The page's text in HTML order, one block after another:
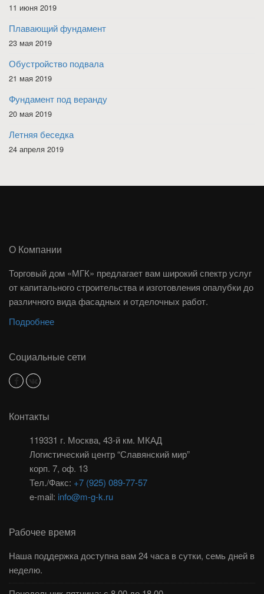
11 июня 2019
Плавающий фундамент
23 мая 2019
Обустройство подвала
21 мая 2019
Фундамент под веранду
20 мая 2019
Летняя беседка
24 апреля 2019
О Компании
Торговый дом «МГК» предлагает вам широкий спектр услуг
от капитального строительства и изготовления опалубки до
различного вида фасадных и отделочных работ.
Подробнее
Социальные сети
Контакты
119331 г. Москва, 43-й км. МКАД
Логистический центр “Славянский мир”
корп. 7, оф. 13
Тел./Факс: +7 (925) 089-77-57
e-mail: info@m-g-k.ru
Рабочее время
Наша поддержка доступна вам 24 часа в сутки, семь дней в
неделю.